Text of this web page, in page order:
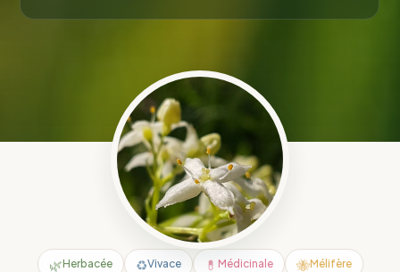
🌿Herbacée ♻️Vivace 💊 Médicinale 🐝Mélifère